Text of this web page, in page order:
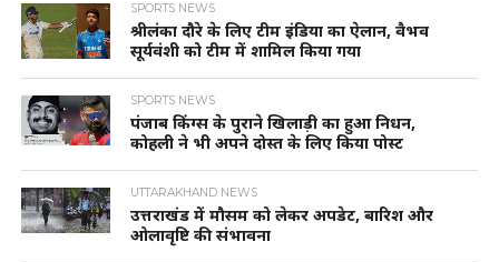
SPORTS NEWS
श्रीलंका दौरे के लिए टीम इंडिया का ऐलान, वैभव
सूर्यवंशी को टीम में शामिल किया गया
SPORTS NEWS
पंजाब किंग्स के पुराने खिलाड़ी का हुआ निधन,
कोहली ने भी अपने दोस्त के लिए किया पोस्ट
UTTARAKHAND NEWS
उत्तराखंड में मौसम को लेकर अपडेट, बारिश और
ओलावृष्टि की संभावना